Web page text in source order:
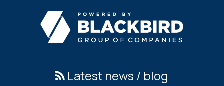
Latest news / blog